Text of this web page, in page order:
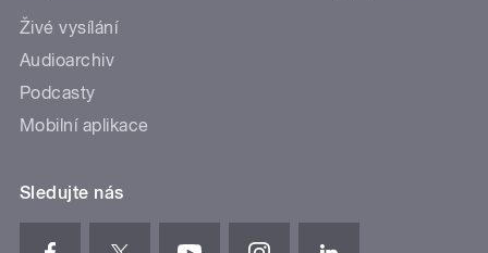
Živé vysílání
Audioarchiv
Podcasty
Mobilní aplikace
Sledujte nás